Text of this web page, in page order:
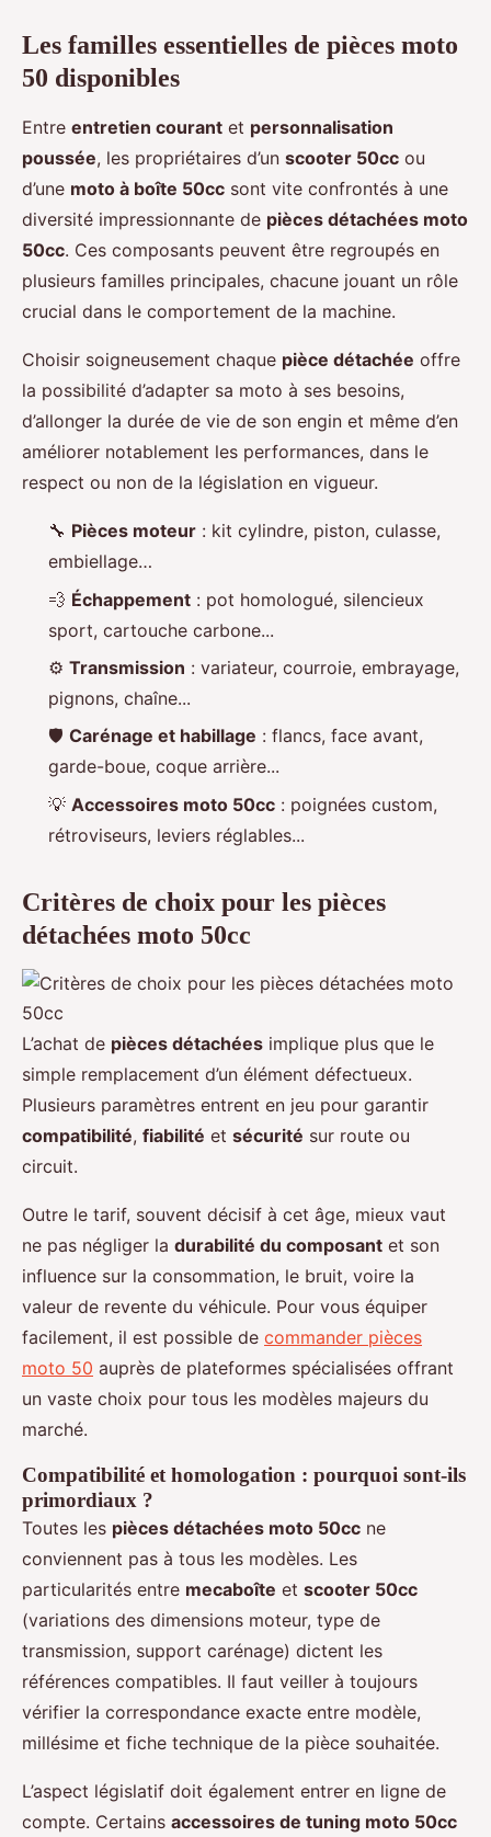
Les familles essentielles de pièces moto
50 disponibles
Entre entretien courant et personnalisation
poussée, les propriétaires d’un scooter 50cc ou
d’une moto à boîte 50cc sont vite confrontés à une
diversité impressionnante de pièces détachées moto
50cc. Ces composants peuvent être regroupés en
plusieurs familles principales, chacune jouant un rôle
crucial dans le comportement de la machine.
Choisir soigneusement chaque pièce détachée offre
la possibilité d’adapter sa moto à ses besoins,
d’allonger la durée de vie de son engin et même d’en
améliorer notablement les performances, dans le
respect ou non de la législation en vigueur.
🔧 Pièces moteur : kit cylindre, piston, culasse,
embiellage…
💨 Échappement : pot homologué, silencieux
sport, cartouche carbone...
⚙️ Transmission : variateur, courroie, embrayage,
pignons, chaîne...
🛡️ Carénage et habillage : flancs, face avant,
garde-boue, coque arrière...
💡 Accessoires moto 50cc : poignées custom,
rétroviseurs, leviers réglables...
Critères de choix pour les pièces
détachées moto 50cc
L’achat de pièces détachées implique plus que le
simple remplacement d’un élément défectueux.
Plusieurs paramètres entrent en jeu pour garantir
compatibilité, fiabilité et sécurité sur route ou
circuit.
Outre le tarif, souvent décisif à cet âge, mieux vaut
ne pas négliger la durabilité du composant et son
influence sur la consommation, le bruit, voire la
valeur de revente du véhicule. Pour vous équiper
facilement, il est possible de commander pièces
moto 50 auprès de plateformes spécialisées offrant
un vaste choix pour tous les modèles majeurs du
marché.
Compatibilité et homologation : pourquoi sont-ils
primordiaux ?
Toutes les pièces détachées moto 50cc ne
conviennent pas à tous les modèles. Les
particularités entre mecaboîte et scooter 50cc
(variations des dimensions moteur, type de
transmission, support carénage) dictent les
références compatibles. Il faut veiller à toujours
vérifier la correspondance exacte entre modèle,
millésime et fiche technique de la pièce souhaitée.
L’aspect législatif doit également entrer en ligne de
compte. Certains accessoires de tuning moto 50cc